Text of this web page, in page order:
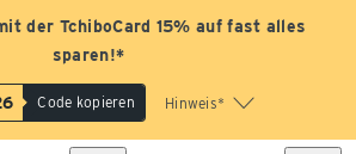
der TchiboCard 15% auf fast alles
sparen!*
Code kopieren Hinweis*